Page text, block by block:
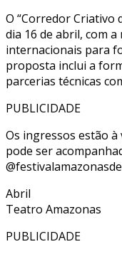
O “Corredor Criativo
dia 16 de abril, com
internacionais para
proposta inclui a
parcerias técnicas
PUBLICIDADE
Os ingressos estão
pode ser
Abril
Teatro Amazonas
PUBLICIDADE